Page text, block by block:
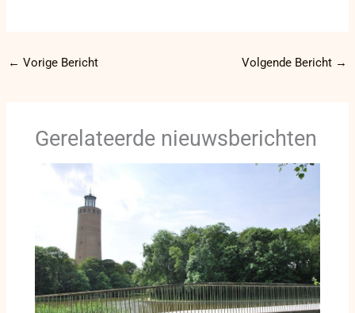
← Vorige Bericht Volgende Bericht →
Gerelateerde nieuwsberichten